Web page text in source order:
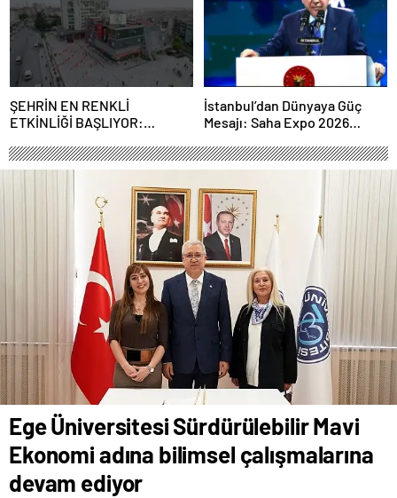
ŞEHRİN EN RENKLİ
ETKİNLİĞİ BAŞLIYOR:
FESTİVALİ” HEYECANI
GAZİOSMANPAŞA’DA
İstanbul’dan Dünyaya Güç
Mesajı: Saha Expo 2026
Ege Üniversitesi Sürdürülebilir Mavi
Ekonomi adına bilimsel çalışmalarına
devam ediyor